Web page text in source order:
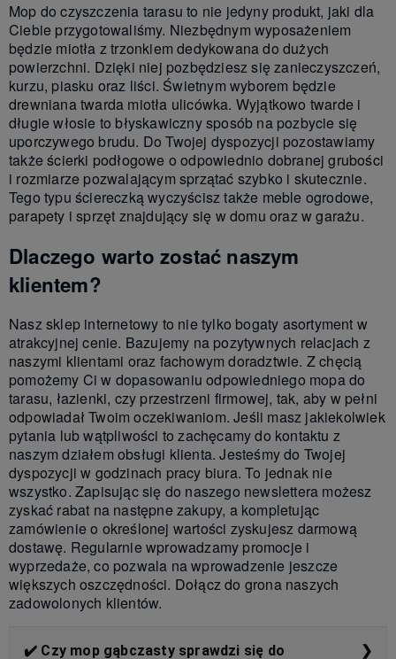
Mop do czyszczenia tarasu to nie jedyny produkt, jaki dla
Ciebie przygotowaliśmy. Niezbędnym wyposażeniem
będzie miotła z trzonkiem dedykowana do dużych
powierzchni. Dzięki niej pozbędziesz się zanieczyszczeń,
kurzu, piasku oraz liści. Świetnym wyborem będzie
drewniana twarda miotła ulicówka. Wyjątkowo twarde i
długie włosie to błyskawiczny sposób na pozbycie się
uporczywego brudu. Do Twojej dyspozycji pozostawiamy
także ścierki podłogowe o odpowiednio dobranej grubości
i rozmiarze pozwalającym sprzątać szybko i skutecznie.
Tego typu ściereczką wyczyścisz także meble ogrodowe,
parapety i sprzęt znajdujący się w domu oraz w garażu.
Dlaczego warto zostać naszym
klientem?
Nasz sklep internetowy to nie tylko bogaty asortyment w
atrakcyjnej cenie. Bazujemy na pozytywnych relacjach z
naszymi klientami oraz fachowym doradztwie. Z chęcią
pomożemy Ci w dopasowaniu odpowiedniego mopa do
tarasu, łazienki, czy przestrzeni firmowej, tak, aby w pełni
odpowiadał Twoim oczekiwaniom. Jeśli masz jakiekolwiek
pytania lub wątpliwości to zachęcamy do kontaktu z
naszym działem obsługi klienta. Jesteśmy do Twojej
dyspozycji w godzinach pracy biura. To jednak nie
wszystko. Zapisując się do naszego newslettera możesz
zyskać rabat na następne zakupy, a kompletując
zamówienie o określonej wartości zyskujesz darmową
dostawę. Regularnie wprowadzamy promocje i
wyprzedaże, co pozwala na wprowadzenie jeszcze
większych oszczędności. Dołącz do grona naszych
zadowolonych klientów.
✔️ Czy mop gąbczasty sprawdzi się do